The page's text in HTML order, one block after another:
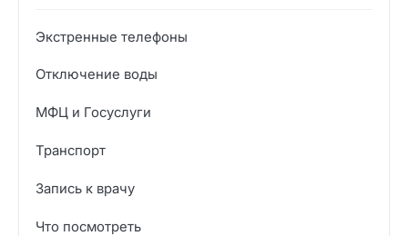
Экстренные телефоны
Отключение воды
МФЦ и Госуслуги
Транспорт
Запись к врачу
Что посмотреть